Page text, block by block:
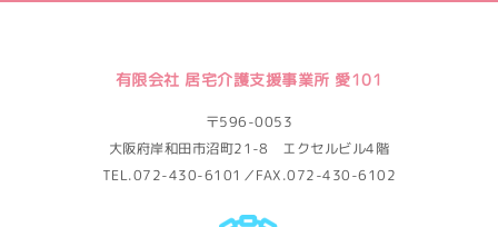
有限会社 居宅介護支援事業所 愛101
〒596-0053
大阪府岸和田市沼町21-8 エクセルビル4階
TEL.072-430-6101／FAX.072-430-6102